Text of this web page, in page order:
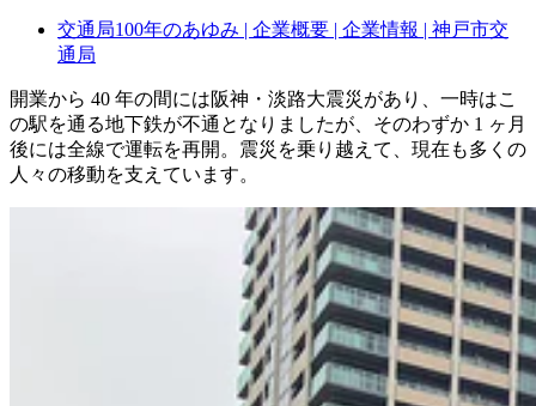
交通局100年のあゆみ | 企業概要 | 企業情報 | 神戸市交
通局
開業から 40 年の間には阪神・淡路大震災があり、一時はこ
の駅を通る地下鉄が不通となりましたが、そのわずか 1 ヶ月
後には全線で運転を再開。震災を乗り越えて、現在も多くの
人々の移動を支えています。